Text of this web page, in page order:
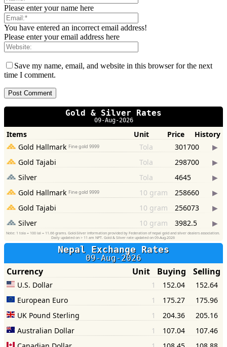
Please enter your name here
You have entered an incorrect email address!
Please enter your email address here
Save my name, email, and website in this browser for the next
time I comment.